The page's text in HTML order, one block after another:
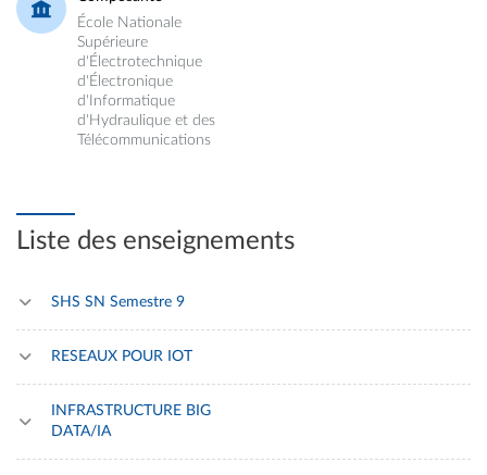
École Nationale
Supérieure
d'Électrotechnique
d'Électronique
d'Informatique
d'Hydraulique et des
Télécommunications
Liste des enseignements
SHS SN Semestre 9
RESEAUX POUR IOT
INFRASTRUCTURE BIG
DATA/IA